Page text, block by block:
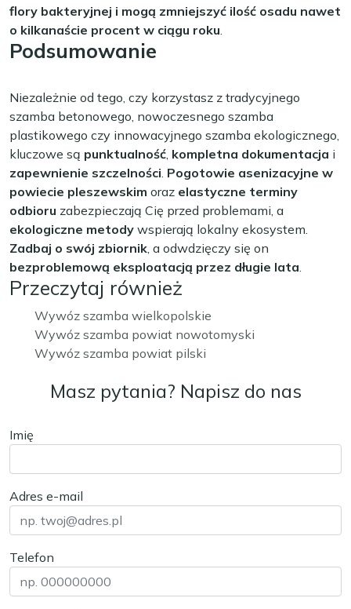
flory bakteryjnej i mogą zmniejszyć ilość osadu nawet
o kilkanaście procent w ciągu roku.
Podsumowanie
Niezależnie od tego, czy korzystasz z tradycyjnego
szamba betonowego, nowoczesnego szamba
plastikowego czy innowacyjnego szamba ekologicznego,
kluczowe są punktualność, kompletna dokumentacja i
zapewnienie szczelności. Pogotowie asenizacyjne w
powiecie pleszewskim oraz elastyczne terminy
odbioru zabezpieczają Cię przed problemami, a
ekologiczne metody wspierają lokalny ekosystem.
Zadbaj o swój zbiornik, a odwdzięczy się on
bezproblemową eksploatacją przez długie lata.
Przeczytaj również
Wywóz szamba wielkopolskie
Wywóz szamba powiat nowotomyski
Wywóz szamba powiat pilski
Masz pytania? Napisz do nas
Imię
Adres e-mail
Telefon